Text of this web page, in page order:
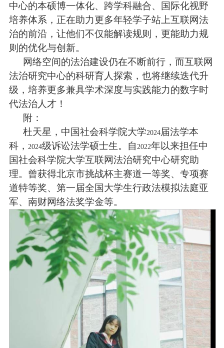
中心的本硕博一体化、跨学科融合、国际化视野
培养体系，正在助力更多年轻学子站上互联网法
治的前沿，让他们不仅能解读规则，更能助力规
则的优化与创新。
网络空间的法治建设仍在不断前行，而互联网
法治研究中心的科研育人探索，也将继续迭代升
级，培养更多兼具学术深度与实践能力的数字时
代法治人才！
附：
杜天星，中国社会科学院大学2024届法学本
科， 2024级诉讼法学硕士生。自 2022年以来担任中
国社会科学院大学互联网法治研究中心研究助
理。曾获得北京市挑战杯主赛道一等奖、专项赛
道特等奖、第一届全国大学生行政法模拟法庭亚
军、南财网络法奖学金等。